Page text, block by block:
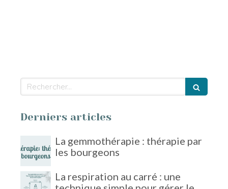
Rechercher
Derniers articles
La gemmothérapie : thérapie par
les bourgeons
La respiration au carré : une